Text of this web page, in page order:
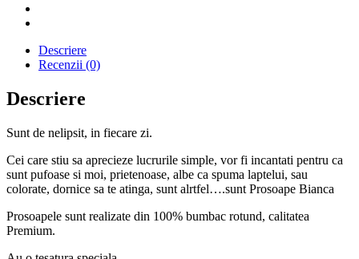
Descriere
Recenzii (0)
Descriere
Sunt de nelipsit, in fiecare zi.
Cei care stiu sa aprecieze lucrurile simple, vor fi incantati pentru ca
sunt pufoase si moi, prietenoase, albe ca spuma laptelui, sau
colorate, dornice sa te atinga, sunt alrtfel….sunt Prosoape Bianca
Prosoapele sunt realizate din 100% bumbac rotund, calitatea
Premium.